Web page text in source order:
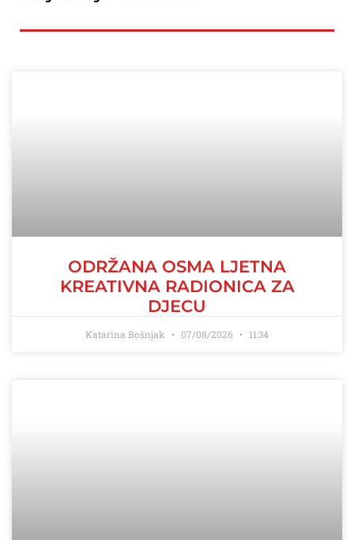
ODRŽANA OSMA LJETNA
KREATIVNA RADIONICA ZA
DJECU
Katarina Bošnjak 07/08/2026 11:34